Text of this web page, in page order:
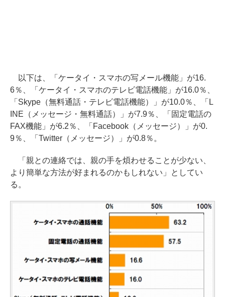
以下は、「ケータイ・スマホの写メール機能」が16.
6％、「ケータイ・スマホのテレビ電話機能」が16.0％、
「Skype（無料通話・テレビ電話機能）」が10.0％、「L
INE（メッセージ・無料通話）」が7.9％、「固定電話の
FAX機能」が6.2％、「Facebook（メッセージ）」が0.
9％、「Twitter（メッセージ）」が0.8％。
「親との連絡では、親の手を煩わせることが少ない、
より簡単な方法が好まれるのかもしれない」としてい
る。